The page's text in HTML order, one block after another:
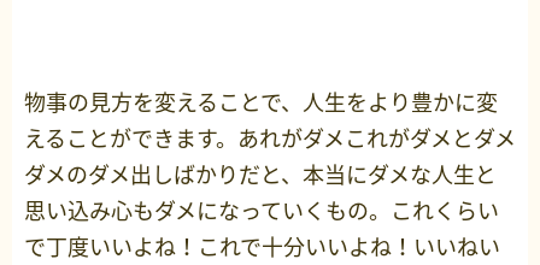
物事の見方を変えることで、人生をより豊かに変
えることができます。あれがダメこれがダメとダメ
ダメのダメ出しばかりだと、本当にダメな人生と
思い込み心もダメになっていくもの。これくらい
で丁度いいよね！これで十分いいよね！いいねい